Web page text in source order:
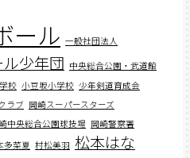
ール 一般社団法人
ル少年団 中央総合公園・武道館
校 小豆坂小学校 少年剣道育成会
ラブ 岡崎スーパースターズ
中央総合公園球技場 岡崎警察署
多菜夏 村松美羽 松本はな